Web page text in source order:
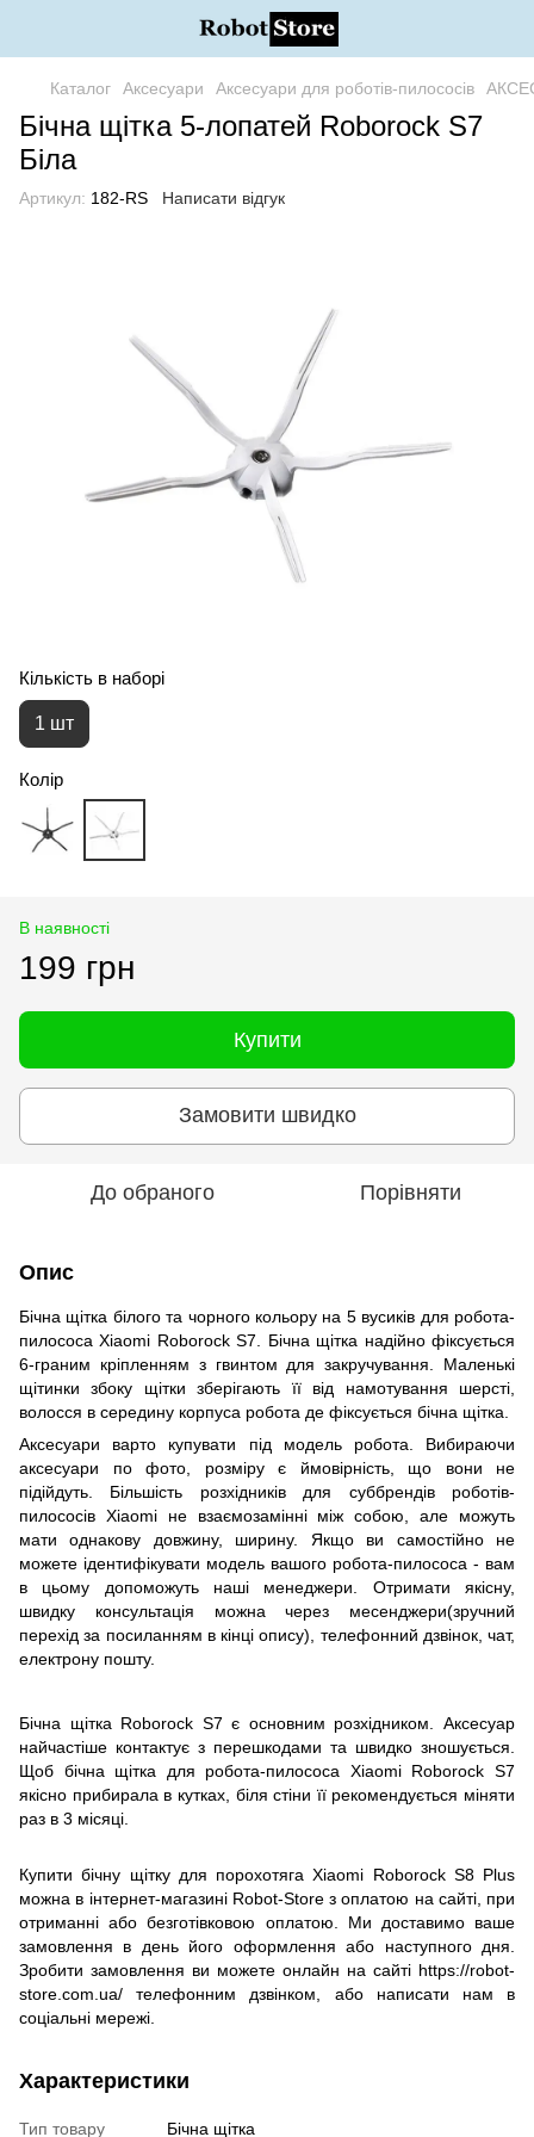
Каталог Аксесуари Аксесуари для роботів-пилососів
Бічна щітка 5-лопатей Roborock S7
Біла
Артикул: 182-RS Написати відгук
Кількість в наборі
1 шт
Колір
В наявності
199 грн
Купити
Замовити швидко
До обраного Порівняти
Опис
Бічна щітка білого та чорного кольору на 5 вусиків для робота-
пилососа Xiaomi Roborock S7. Бічна щітка надійно фіксується
6-граним кріпленням з гвинтом для закручування. Маленькі
щітинки збоку щітки зберігають її від намотування шерсті,
волосся в середину корпуса робота де фіксується бічна щітка.
Аксесуари варто купувати під модель робота. Вибираючи
аксесуари по фото, розміру є ймовірність, що вони не
підійдуть. Більшість розхідників для суббрендів роботів-
пилососів Xiaomi не взаємозамінні між собою, але можуть
мати однакову довжину, ширину. Якщо ви самостійно не
можете ідентифікувати модель вашого робота-пилососа - вам
в цьому допоможуть наші менеджери. Отримати якісну,
швидку консультація можна через месенджери(зручний
перехід за посиланням в кінці опису), телефонний дзвінок, чат,
електрону пошту.
Бічна щітка Roborock S7 є основним розхідником. Аксесуар
найчастіше контактує з перешкодами та швидко зношується.
Щоб бічна щітка для робота-пилососа Xiaomi Roborock S7
якісно прибирала в кутках, біля стіни її рекомендується міняти
раз в 3 місяці.
Купити бічну щітку для порохотяга Xiaomi Roborock S8 Plus
можна в інтернет-магазині Robot-Store з оплатою на сайті, при
отриманні або безготівковою оплатою. Ми доставимо ваше
замовлення в день його оформлення або наступного дня.
Зробити замовлення ви можете онлайн на сайті https://robot-
store.com.ua/ телефонним дзвінком, або написати нам в
соціальні мережі.
Характеристики
Тип товару Бічна щітка